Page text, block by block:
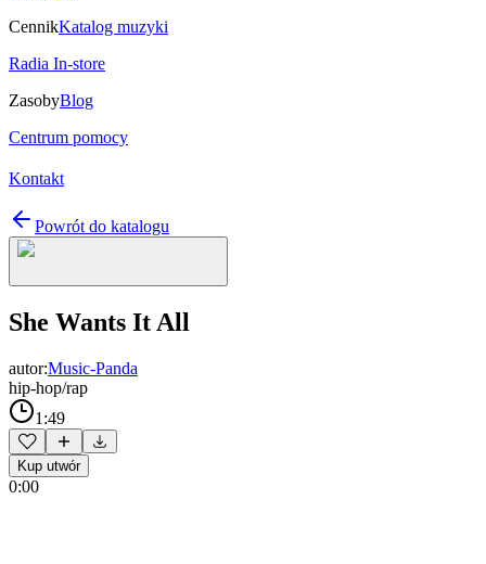
CennikKatalog muzyki
Radia In-store
ZasobyBlog
Centrum pomocy
Kontakt
Powrót do katalogu
She Wants It All
autor:Music-Panda
hip-hop/rap
1:49
Kup utwór
0:00